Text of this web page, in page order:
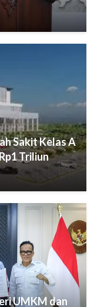
Sakit Kelas A
Triliun
UMKM dan